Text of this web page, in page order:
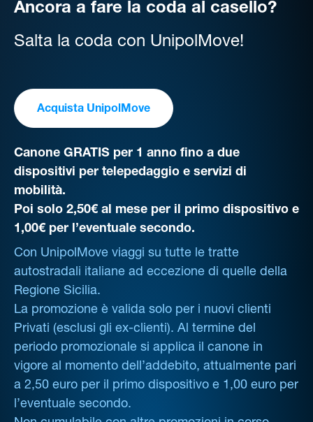
Ancora a fare la coda al casello?
Salta la coda con UnipolMove!
Acquista UnipolMove
Canone GRATIS per 1 anno fino a due
dispositivi per telepedaggio e servizi di
mobilità.
Poi solo 2,50€ al mese per il primo dispositivo e
1,00€ per l’eventuale secondo.
Con UnipolMove viaggi su tutte le tratte
autostradali italiane ad eccezione di quelle della
Regione Sicilia.
La promozione è valida solo per i nuovi clienti
Privati (esclusi gli ex-clienti). Al termine del
periodo promozionale si applica il canone in
vigore al momento dell’addebito, attualmente pari
a 2,50 euro per il primo dispositivo e 1,00 euro per
l’eventuale secondo.